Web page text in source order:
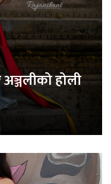
होली